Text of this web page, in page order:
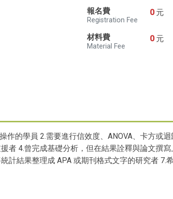
報名費
Registration Fee
0 元
材料費
Material Fee
0 元
作的學員 2.需要進行信效度、ANOVA、卡方或
者 4.曾完成基礎分析，但在結果詮釋與論文撰
計結果整理成 APA 或期刊格式文字的研究者 7.